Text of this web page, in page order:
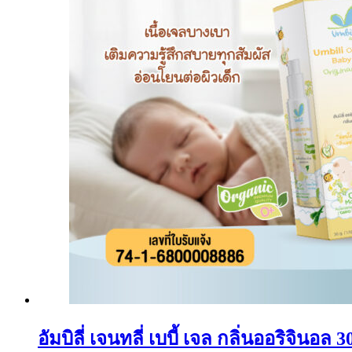
อัมบิลี่ เจนทลี่ เบบี้ เจล กลิ่นออริจินอล